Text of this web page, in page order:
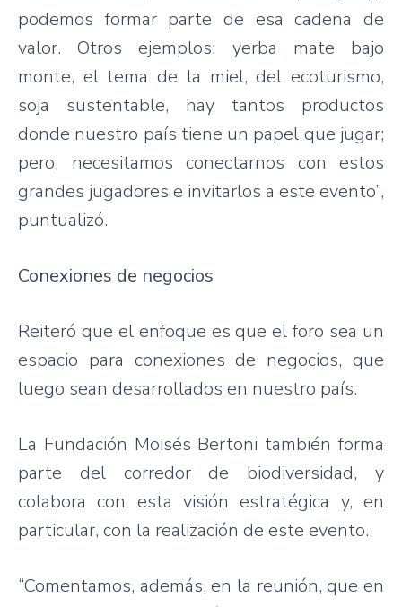
podemos formar parte de esa cadena de
valor. Otros ejemplos: yerba mate bajo
monte, el tema de la miel, del ecoturismo,
soja sustentable, hay tantos productos
donde nuestro país tiene un papel que jugar;
pero, necesitamos conectarnos con estos
grandes jugadores e invitarlos a este evento”,
puntualizó.
Conexiones de negocios
Reiteró que el enfoque es que el foro sea un
espacio para conexiones de negocios, que
luego sean desarrollados en nuestro país.
La Fundación Moisés Bertoni también forma
parte del corredor de biodiversidad, y
colabora con esta visión estratégica y, en
particular, con la realización de este evento.
“Comentamos, además, en la reunión, que en